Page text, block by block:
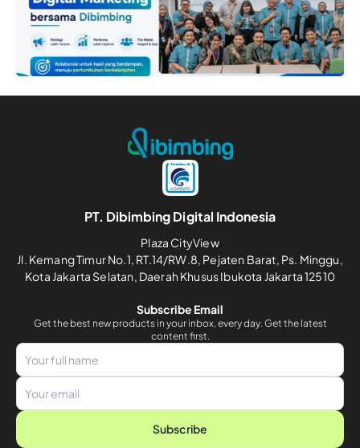
PT. Dibimbing Digital Indonesia
Plaza CityView
Jl. Kemang Timur No.1, RT.14/RW.8, Pejaten Barat, Ps. Minggu,
Kota Jakarta Selatan, Daerah Khusus Ibukota Jakarta 12510
Subscribe Email
Get the best new products in your inbox, every day. Get the latest
content first.
Subscribe